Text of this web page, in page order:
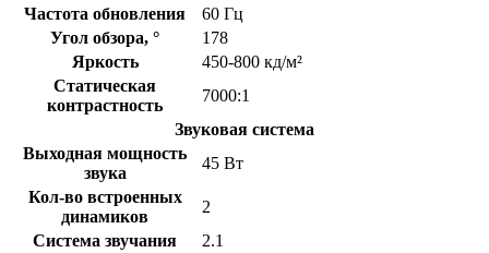
Частота обновления
60 Гц
Угол обзора, °
178
Яркость
450-800 кд/м²
Статическая
контрастность
7000:1
Звуковая система
Выходная мощность
звука
45 Вт
Кол-во встроенных
динамиков
2
Система звучания
2.1